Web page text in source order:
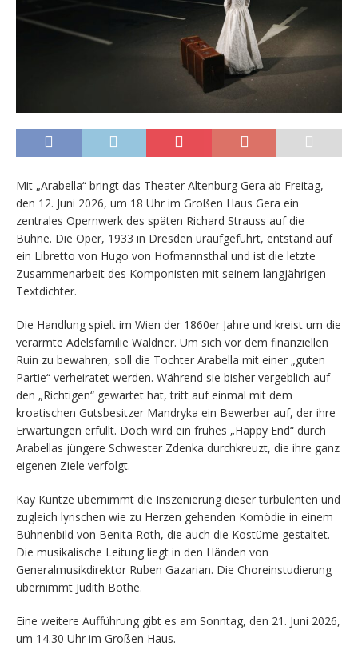
Mit „Arabella“ bringt das Theater Altenburg Gera ab Freitag,
den 12. Juni 2026, um 18 Uhr im Großen Haus Gera ein
zentrales Opernwerk des späten Richard Strauss auf die
Bühne. Die Oper, 1933 in Dresden uraufgeführt, entstand auf
ein Libretto von Hugo von Hofmannsthal und ist die letzte
Zusammenarbeit des Komponisten mit seinem langjährigen
Textdichter.
Die Handlung spielt im Wien der 1860er Jahre und kreist um die
verarmte Adelsfamilie Waldner. Um sich vor dem finanziellen
Ruin zu bewahren, soll die Tochter Arabella mit einer „guten
Partie“ verheiratet werden. Während sie bisher vergeblich auf
den „Richtigen“ gewartet hat, tritt auf einmal mit dem
kroatischen Gutsbesitzer Mandryka ein Bewerber auf, der ihre
Erwartungen erfüllt. Doch wird ein frühes „Happy End“ durch
Arabellas jüngere Schwester Zdenka durchkreuzt, die ihre ganz
eigenen Ziele verfolgt.
Kay Kuntze übernimmt die Inszenierung dieser turbulenten und
zugleich lyrischen wie zu Herzen gehenden Komödie in einem
Bühnenbild von Benita Roth, die auch die Kostüme gestaltet.
Die musikalische Leitung liegt in den Händen von
Generalmusikdirektor Ruben Gazarian. Die Choreinstudierung
übernimmt Judith Bothe.
Eine weitere Aufführung gibt es am Sonntag, den 21. Juni 2026,
um 14.30 Uhr im Großen Haus.